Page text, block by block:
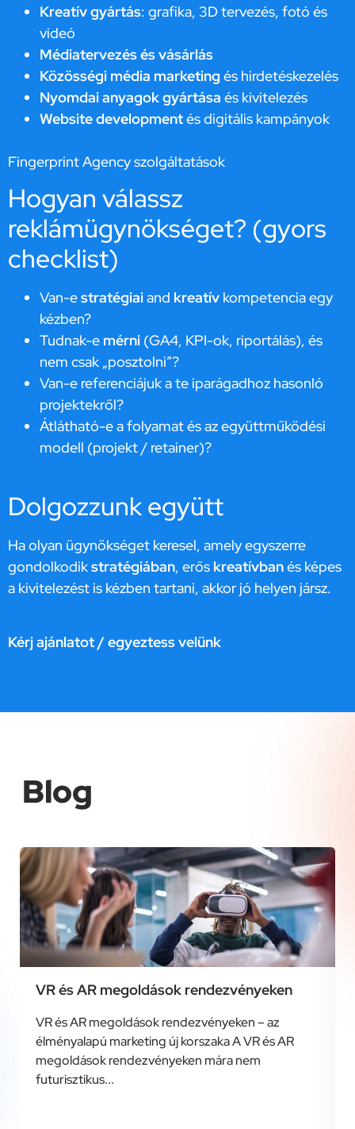
Kreatív gyártás: grafika, 3D tervezés, fotó és
videó
Médiatervezés és vásárlás
Közösségi média marketing és hirdetéskezelés
Nyomdai anyagok gyártása és kivitelezés
Website developmentés digitális kampányok
Fingerprint Agency szolgáltatások
Hogyan válassz
reklámügynökséget? (gyors
checklist)
Van-estratégiaiand kreatív kompetencia egy
kézben?
Tudnak-e mérni (GA4, KPI-ok, riportálás), és
nem csak „posztolni”?
Van-e referenciájuk a te iparágadhoz hasonló
projektekről?
Átlátható-e a folyamat és az együttműködési
modell (projekt / retainer)?
Dolgozzunk együtt
Ha olyan ügynökséget keresel, amely egyszerre
gondolkodikstratégiában, erős kreatívbanés képes
a kivitelezést is kézben tartani, akkor jó helyen jársz.
Kérj ajánlatot / egyeztess velünk
Blog
VR és AR megoldások rendezvényeken
VR és AR megoldások rendezvényeken – az
élményalapú marketing új korszaka A VR és AR
megoldások rendezvényeken mára nem
futurisztikus...